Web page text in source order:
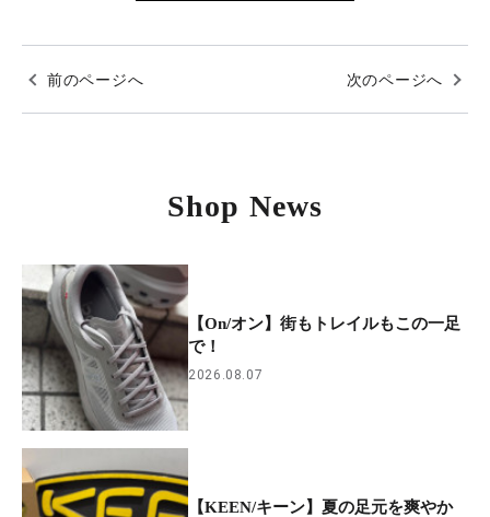
前のページへ 次のページへ
Shop News
【On/オン】街もトレイルもこの一足
で！
2026.08.07
【KEEN/キーン】夏の足元を爽やか